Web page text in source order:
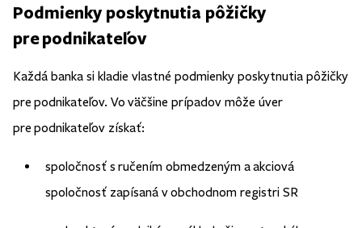
Podmienky poskytnutia pôžičky
pre podnikateľov
Každá banka si kladie vlastné podmienky poskytnutia pôžičky
pre podnikateľov. Vo väčšine prípadov môže úver
pre podnikateľov získať:
spoločnosť s ručením obmedzeným a akciová
spoločnosť zapísaná v obchodnom registri SR